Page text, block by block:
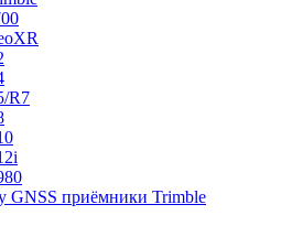
R7
GNSS приёмники Trimble